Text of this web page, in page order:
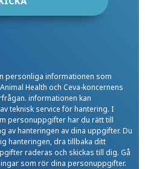
personliga informationen som
Health och Ceva-koncernens
informationen kan
teknisk service för hantering. I
personuppgifter har du rätt till
av hanteringen av dina uppgifter. Du
hanteringen, dra tillbaka ditt
raderas och skickas till dig. Gå
som rör dina personuppgifter.